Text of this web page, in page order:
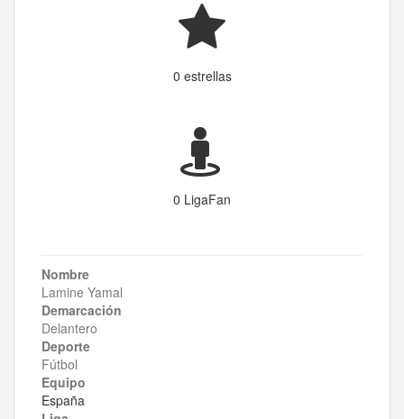
0 estrellas
0 LigaFan
Nombre
Lamine Yamal
Demarcación
Delantero
Deporte
Fútbol
Equipo
España